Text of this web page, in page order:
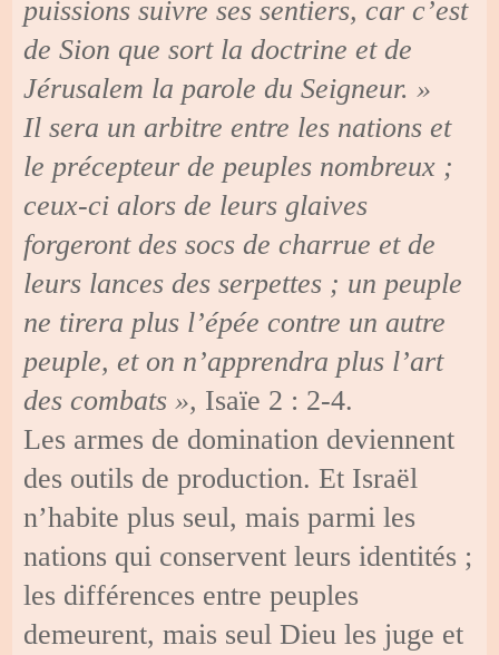
puissions suivre ses sentiers, car c’est
de Sion que sort la doctrine et de
Jérusalem la parole du Seigneur. »
Il sera un arbitre entre les nations et
le précepteur de peuples nombreux ;
ceux-ci alors de leurs glaives
forgeront des socs de charrue et de
leurs lances des serpettes ; un peuple
ne tirera plus l’épée contre un autre
peuple, et on n’apprendra plus l’art
des combats », Isaïe 2 : 2-4.
Les armes de domination deviennent
des outils de production. Et Israël
n’habite plus seul, mais parmi les
nations qui conservent leurs identités ;
les différences entre peuples
demeurent, mais seul Dieu les juge et